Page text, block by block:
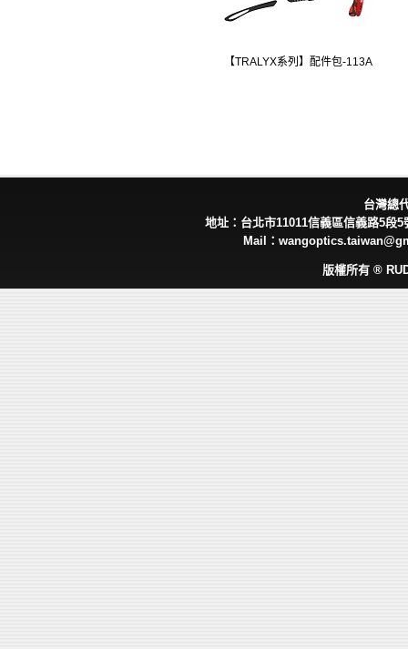
【TRALYX系列】配件包-113A
台灣
地址：台北市11011信義區信義路5
Mail：
版權所有 ®